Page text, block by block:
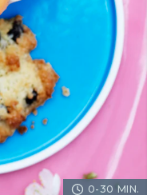
0-30 MIN.